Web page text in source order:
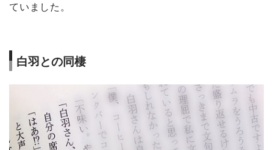
ていました。
白羽との同棲